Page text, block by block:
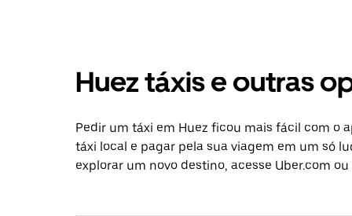
Huez táxis e outras
Pedir um táxi em Huez ficou mais fácil com o
táxi local e pagar pela sua viagem em um só
explorar um novo destino, acesse Uber.com